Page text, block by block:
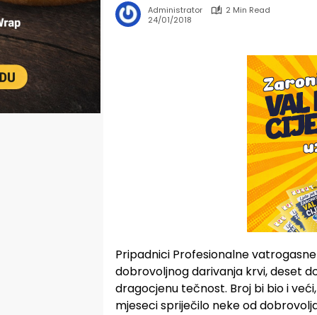
Administrator
2 Min Read
24/01/2018
Pripadnici Profesionalne
dobrovoljnog darivanja krvi, deset
dragocjenu tečnost. Broj bi bio i
mjeseci spriječilo neke od